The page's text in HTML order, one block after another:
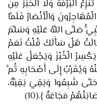
الْبُرْمَةَ وَلَا الْخُبْزَ مِنْ
وَالْأَنْصَارُ فَلَمَّا
صَلَّى اللَّهُ عَلَيْهِ وَسَلَّمَ
هَلْ سَأَلَكَ قُلْتُ نَعَمْ
الْخُبْزَ وَيَجْعَلُ عَلَيْهِ
مِنْهُ وَيُقَرِّبُ إِلَى أَصْحَابِهِ ثُمَّ
شَبِعُوا وَبَقِيَ بَقِيَّةٌ،
مَجَاعَةٌ }
.
(10)